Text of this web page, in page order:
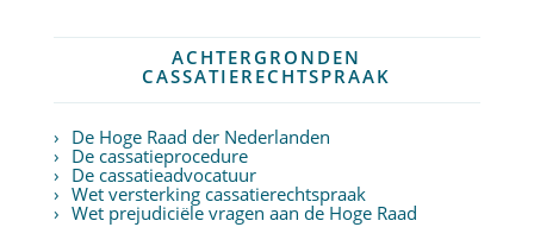
ACHTERGRONDEN
CASSATIERECHTSPRAAK
De Hoge Raad der Nederlanden
De cassatieprocedure
De cassatieadvocatuur
Wet versterking cassatierechtspraak
Wet prejudiciële vragen aan de Hoge Raad